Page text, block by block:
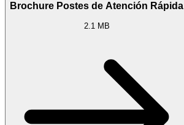
Brochure Postes de Atención Rápida
2.1 MB